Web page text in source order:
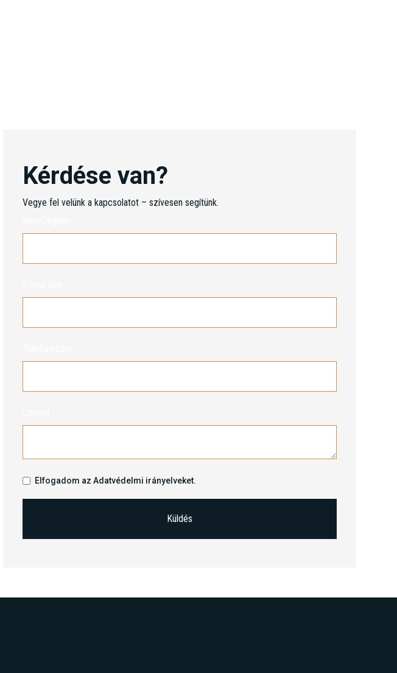
Kérdése van?
Vegye fel velünk a kapcsolatot – szívesen segítünk.
Elfogadom az Adatvédelmi irányelveket.